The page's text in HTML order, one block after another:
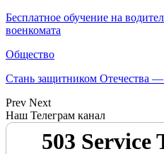
Бесплатное обучение на
военкомата
Общество
Стань защитником Отечества
Prev Next
Наш Телеграм канал